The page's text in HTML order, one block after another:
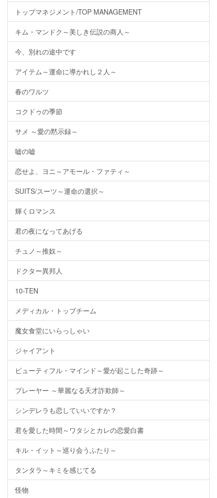
トップマネジメント/TOP MANAGEMENT
キム・マンドク～美しき伝説の商人～
今、別れの途中です
アイテム～運命に導かれし２人～
春のワルツ
コクドゥの季節
サメ ～愛の黙示録～
嘘の嘘
恋せよ、ヨニ～アモール・ファティ～
SUITS/スーツ～運命の選択～
輝くロマンス
君の夜になってあげる
チュノ～推奴～
ドクター異邦人
10-TEN
メディカル・トップチーム
魔女食堂にいらっしゃい
ジャイアント
ビューティフル・マインド～愛が起こした奇跡～
プレーヤー ～華麗なる天才詐欺師～
シンデレラも恋していいですか？
君を愛した時間～ワタシとカレの恋愛白書
キル・イット～巡り会うふたり～
タンタラ～キミを感じてる
怪物